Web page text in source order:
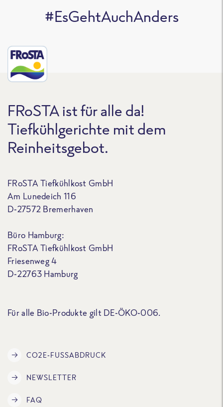
#EsGehtAuchAnders
FRoSTA ist für alle da!
Tiefkühlgerichte mit dem
Reinheitsgebot.
FRoSTA Tiefkühlkost GmbH
Am Lunedeich 116
D-27572 Bremerhaven
Büro Hamburg:
FRoSTA Tiefkühlkost GmbH
Friesenweg 4
D-22763 Hamburg
Für alle Bio-Produkte gilt DE-ÖKO-006.
CO2E-FUSSABDRUCK
NEWSLETTER
FAQ